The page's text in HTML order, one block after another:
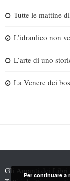
Tutte le mattine
L’idraulico non
L’arte di uno
La Venere dei
Recensioni
Gli Amanti dei Libri
Per continuare a